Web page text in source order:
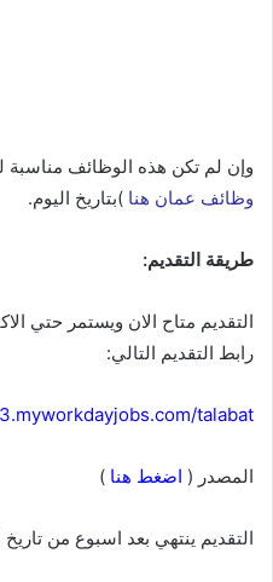
وإن لم تكن هذه الوظائف مناسبة
وظائف عمان هنا )بتاريخ اليوم.
طريقة التقديم:
التقديم متاح الان ويستمر حتي
رابط التقديم التالي:
talabat
المصدر ( اضغط هنا )
التقديم ينتهي بعد اسبوع من تاريخ